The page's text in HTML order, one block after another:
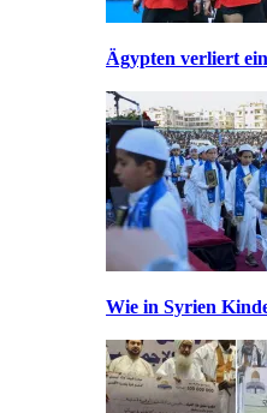
Ägypten verliert
Wie in Syrien